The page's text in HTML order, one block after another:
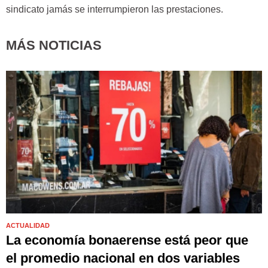
sindicato jamás se interrumpieron las prestaciones.
MÁS NOTICIAS
ACTUALIDAD
La economía bonaerense está peor que
el promedio nacional en dos variables